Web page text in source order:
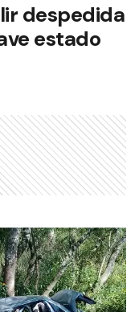
despedida
estado